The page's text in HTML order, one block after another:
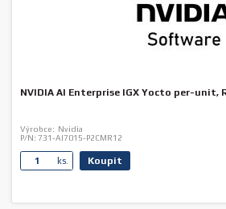
NVIDIA AI Enterprise IGX Yocto per-unit,
Výrobce: Nvidia
P/N: 731-AI7015-P2CMR12
ks. Koupit